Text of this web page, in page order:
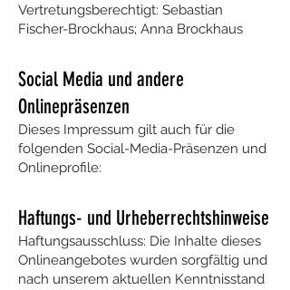
Vertretungsberechtigt: Sebastian
Fischer-Brockhaus; Anna Brockhaus
Social Media und andere
Onlinepräsenzen
Dieses Impressum gilt auch für die
folgenden Social-Media-Präsenzen und
Onlineprofile:
Haftungs- und Urheberrechtshinweise
Haftungsausschluss: Die Inhalte dieses
Onlineangebotes wurden sorgfältig und
nach unserem aktuellen Kenntnisstand